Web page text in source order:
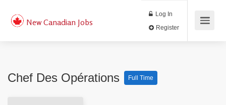
New Canadian Jobs
Log In
Chef Des Opérations Full Time